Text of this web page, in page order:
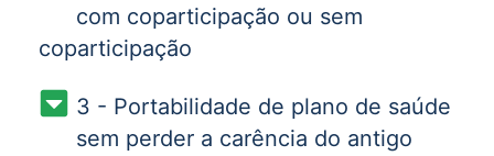
com coparticipação ou sem
coparticipação
3 - Portabilidade de plano de saúde
sem perder a carência do antigo